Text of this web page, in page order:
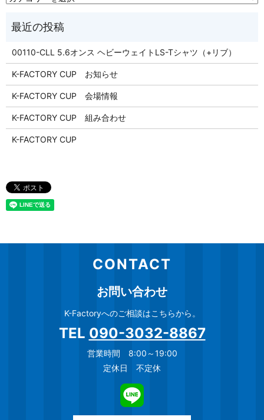
00110-CLL 5.6オンス ヘビーウェイトLS-Tシャツ（+リブ）
K-FACTORY CUP お知らせ
K-FACTORY CUP 会場情報
K-FACTORY CUP 組み合わせ
K-FACTORY CUP
CONTACT
お問い合わせ
K-Factoryへのご相談はこちらから。
TEL 090-3032-8867
営業時間 8:00～19:00
定休日 不定休